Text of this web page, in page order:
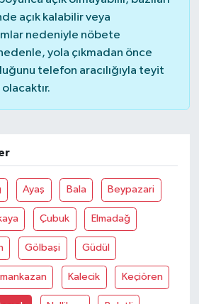
açık kalabilir veya
nedeniyle nöbete
yola çıkmadan önce
telefon aracılığıyla teyit
Ayaş Bala Beypazari
Çubuk Elmadağ
Gölbaşi Güdül
Kalecik Keçiören